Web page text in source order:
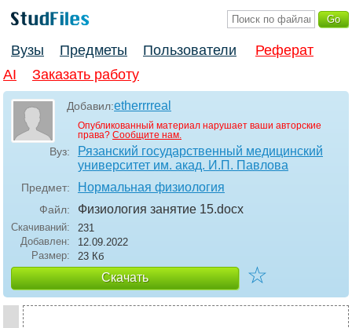
Вузы Предметы Пользователи
Реферат
AI
Заказать работу
Добавил:etherrrreal
Опубликованный материал нарушает ваши авторские
права? Сообщите нам.
Вуз:
Рязанский государственный медицинский
университет им. акад. И.П. Павлова
Предмет: Нормальная физиология
Файл: Физиология занятие 15.docx
Скачиваний:
231
Добавлен:
12.09.2022
Размер:
23 Кб
Скачать ☆